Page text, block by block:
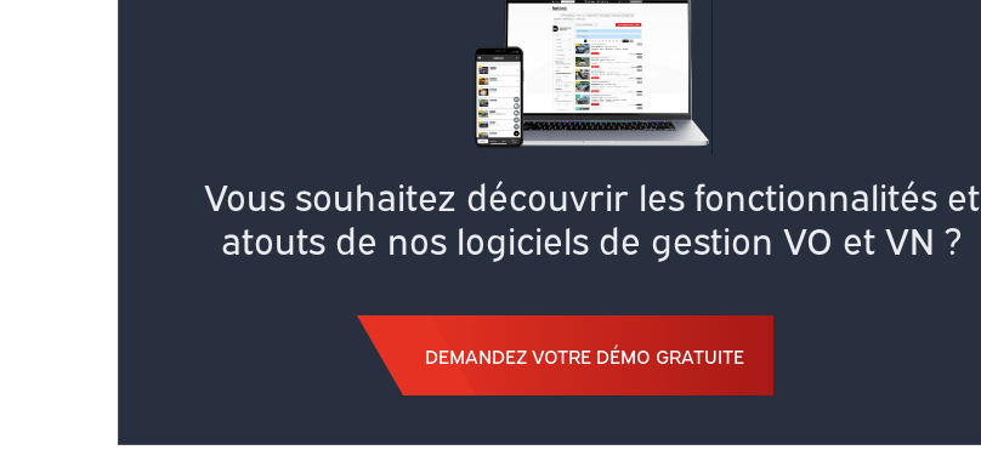
Vous souhaitez découvrir les fonctionnalités et
atouts de nos logiciels de gestion VO et VN ?
DEMANDEZ VOTRE DÉMO GRATUITE